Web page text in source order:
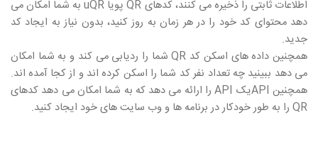
اطلاعات ثابتی را ذخیره می کنند، کدهای QRپویا uQRبه شما امکان می
دهد محتوای کد خود را در هر زمان به روز کنید، بدون نیاز به ایجاد کد
جدید.
همچنین داده های اسکن کد QRشما را ردیابی می کند و به شما امکان
می دهد ببینید چه تعداد نفر کد شما را اسکن کرده اند و از کجا آمده اند.
همچنین APIیک APIرا ارائه می دهد که به شما امکان می دهد کدهای
QR را به طور خودکار در برنامه ها و وب سایت های خود ایجاد کنید.